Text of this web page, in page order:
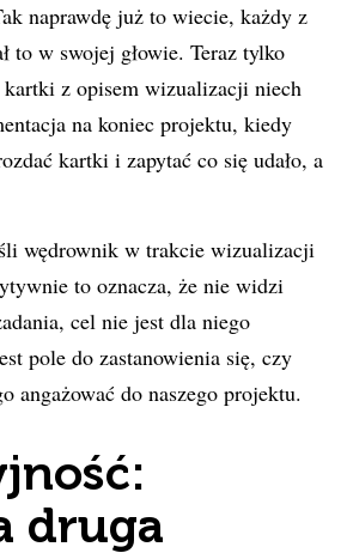
naprawdę już to wiecie, każdy z
to w swojej głowie. Teraz tylko
kartki z opisem wizualizacji niech
na koniec projektu, kiedy
kartki i zapytać co się udało, a
wędrownik w trakcie wizualizacji
to oznacza, że nie widzi
cel nie jest dla niego
pole do zastanowienia się, czy
angażować do naszego projektu.
druga